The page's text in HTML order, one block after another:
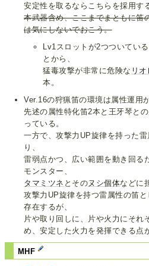
安定性を取るならこちらを採用す
本武器含め、ここまでまともに笛
は気にしないでおこう。
Lv1スロットが2つついてい
とから、
猛毒攻撃が非常に危険な リ
本。
Ver.16の狩猟笛の環境は属性運用
先述の属性特化笛2本と王牙琴と
っている。
一方で、攻撃力UP旋律を持った
り、
雷弱点かつ、広い範囲を動き回る
モンスター、
タマミツネ とそのヌシ個体などに
攻撃力UP旋律を持つ雷属性の笛と
存在するが、
片や取り回しに、片や火力にそれ
め、安定した火力を発揮できる点
MHF